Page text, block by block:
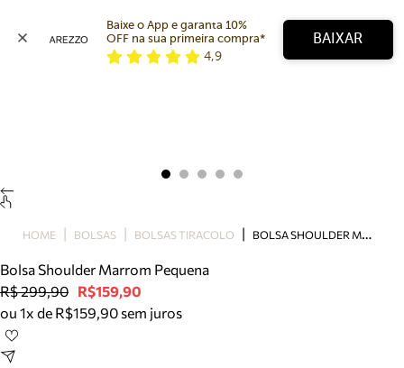
Bolsa
Tamanco
Tênis
Mule
Baixe o App e garanta 10%
OFF na sua primeira compra*
4,9
BAIXAR
HOME BOLSAS BOLSAS TIRACOLO B
OLSA SHOULDER MARROM PEQUENA
Bolsa Shoulder Marrom Pequena
R$ 299,90 R$159,90
ou 1x de R$159,90 sem juros